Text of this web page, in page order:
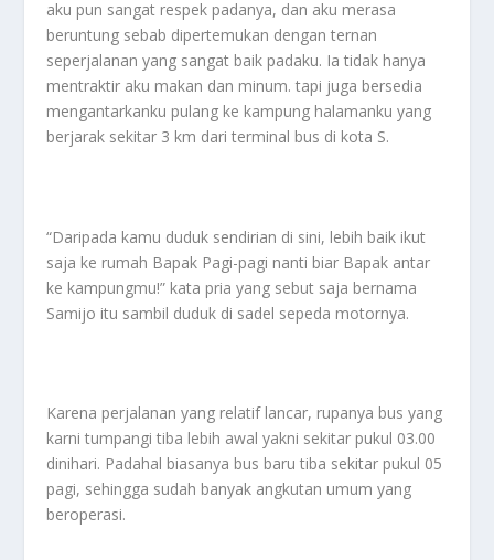
aku pun sangat respek padanya, dan aku merasa
beruntung sebab dipertemukan dengan ternan
seperjalanan yang sangat baik padaku. Ia tidak hanya
mentraktir aku makan dan minum. tapi juga bersedia
mengantarkanku pulang ke kampung halamanku yang
berjarak sekitar 3 km dari terminal bus di kota S.
“Daripada kamu duduk sendirian di sini, lebih baik ikut
saja ke rumah Bapak Pagi-pagi nanti biar Bapak antar
ke kampungmu!” kata pria yang sebut saja bernama
Samijo itu sambil duduk di sadel sepeda motornya.
Karena perjalanan yang relatif lancar, rupanya bus yang
karni tumpangi tiba lebih awal yakni sekitar pukul 03.00
dinihari. Padahal biasanya bus baru tiba sekitar pukul 05
pagi, sehingga sudah banyak angkutan umum yang
beroperasi.